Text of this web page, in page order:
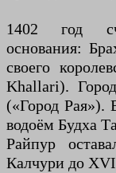
1402 год
основания:
своего
Khallari).
(«Город Рая»).
водоём Будха
Райпур
Калчури до